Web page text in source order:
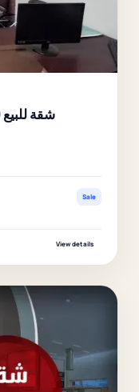
شقة للبيع 120 م فلمنج (ش مصطفي كامل)
Sale
View details